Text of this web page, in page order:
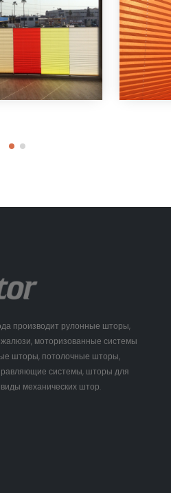
производит рулонные шторы,
моторизованные системы
шторы, потолочные шторы,
системы, шторы для
механических штор.